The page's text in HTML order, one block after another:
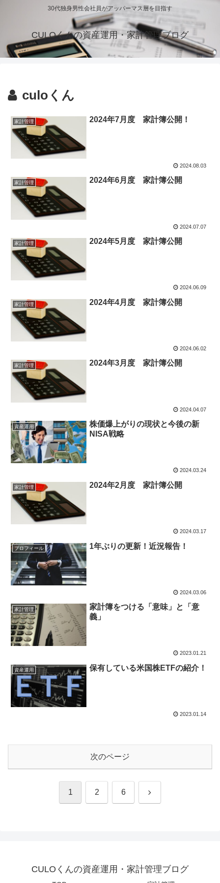
30代独身男性会社員がアッパーマス層を目指す
CULOくんの資産運用・家計管理ブログ
culoくん
家計管理 2024年7月度 家計簿公開！
2024.08.03
家計管理 2024年6月度 家計簿公開
2024.07.07
家計管理 2024年5月度 家計簿公開
2024.06.09
家計管理 2024年4月度 家計簿公開
2024.06.02
家計管理 2024年3月度 家計簿公開
2024.04.07
資産運用
株価爆上がりの現状と今後の新
NISA戦略
2024.03.24
家計管理 2024年2月度 家計簿公開
2024.03.17
プロフィール 1年ぶりの更新！近況報告！
2024.03.06
家計管理
家計簿をつける「意味」と「意
義」
2023.01.21
資産運用 保有している米国株ETFの紹介！
2023.01.14
次のページ
1 2 6 次
CULOくんの資産運用・家計管理ブログ